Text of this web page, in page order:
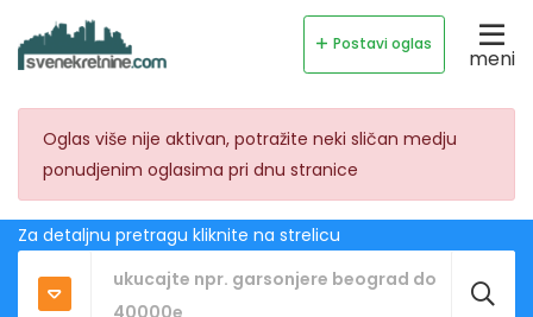
Postavi oglas
meni
Oglas više nije aktivan, potražite neki sličan medju
ponudjenim oglasima pri dnu stranice
Za detaljnu pretragu kliknite na strelicu